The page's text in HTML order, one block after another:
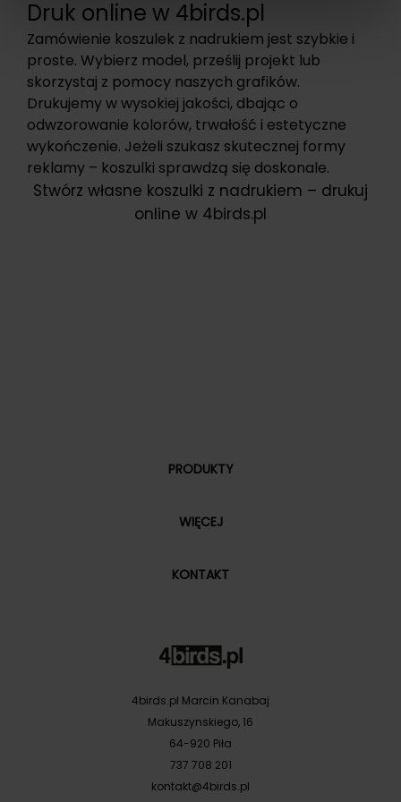
Druk online w 4birds.pl
Zamówienie koszulek z nadrukiem jest szybkie i
proste. Wybierz model, prześlij projekt lub
skorzystaj z pomocy naszych grafików.
Drukujemy w wysokiej jakości, dbając o
odwzorowanie kolorów, trwałość i estetyczne
wykończenie. Jeżeli szukasz skutecznej formy
reklamy – koszulki sprawdzą się doskonale.
Stwórz własne koszulki z nadrukiem – drukuj
online w 4birds.pl
PRODUKTY
WIĘCEJ
KONTAKT
4birds.pl Marcin Kanabaj
Makuszynskiego, 16
64-920 Piła
737 708 201
kontakt@4birds.pl